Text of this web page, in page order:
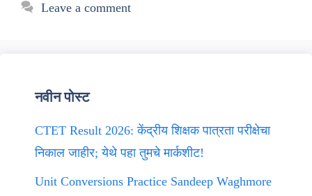
Leave a comment
नवीन पोस्ट
CTET Result 2026: केंद्रीय शिक्षक पात्रता परीक्षेचा
निकाल जाहीर; येथे पहा तुमचे मार्कशीट!
Unit Conversions Practice Sandeep Waghmore